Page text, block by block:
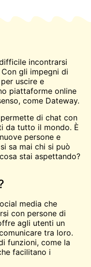
incontrarsi
gli impegni di
uscire e
piattaforme online
come Dateway.
di chat con
da tutto il mondo. È
persone e
sa mai chi si può
stai aspettando?
media che
con persone di
agli utenti un
tra loro.
funzioni, come la
facilitano i